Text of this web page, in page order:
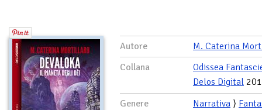
Autore
M. Caterina
Collana
Odissea
Delos Digital
Genere
Narrativa ⟩